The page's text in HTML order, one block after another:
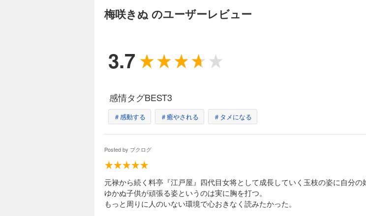
梅咲きぬ のユーザーレビュー
3.7
感情タグBEST3
＃感動する ＃癒やされる ＃タメになる
Posted by ブクログ
元禄から続く料亭『江戸屋』四代目女将として成長していく玉枝の姿に自分
ゆかぬ子供が頑張る姿というのは実に胸を打つ。
もっと周りに人のいない環境で心おきなく読みたかった。